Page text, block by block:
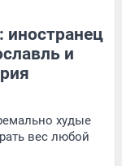
и
худые
вес любой